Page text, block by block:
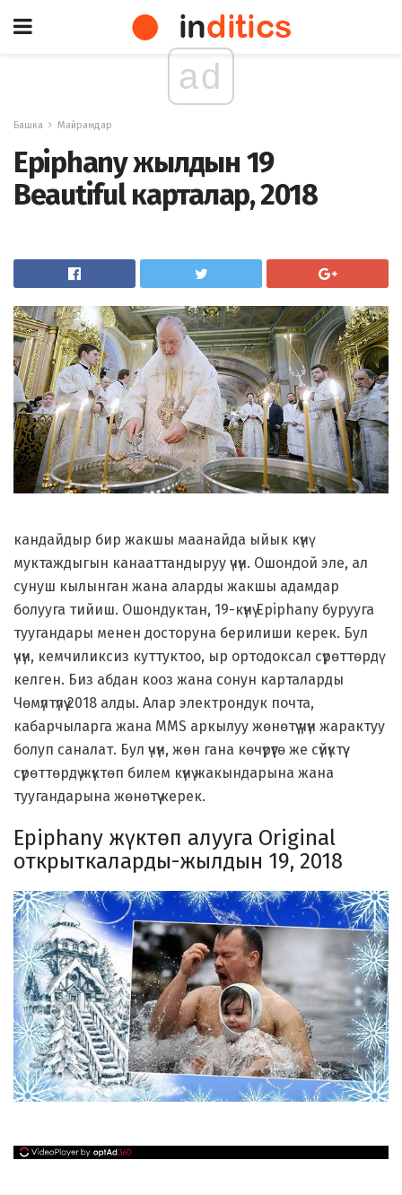
ad
Башка Майрамдар
Epiphany жылдын 19
Beautiful карталар, 2018
кандайдыр бир жакшы маанайда ыйык күнү
муктаждыгын канааттандыруу үчүн. Ошондой эле, ал
сунуш кылынган жана аларды жакшы адамдар
болууга тийиш. Ошондуктан, 19-күнү Epiphany бурууга
туугандары менен досторуна берилиши керек. Бул
үчүн, кемчиликсиз куттуктоо, ыр ортодоксал сүрөттөрдү
келген. Биз абдан кооз жана сонун карталарды
Чөмүлтүлүү 2018 алды. Алар электрондук почта,
кабарчыларга жана MMS аркылуу жөнөтүү үчүн жарактуу
болуп саналат. Бул үчүн, жөн гана көчүрүүгө же сүйүктүү
сүрөттөрдү жүктөп билем күнү жакындарына жана
туугандарына жөнөтүү керек.
Epiphany жүктөп алууга Original
открыткаларды-жылдын 19, 2018